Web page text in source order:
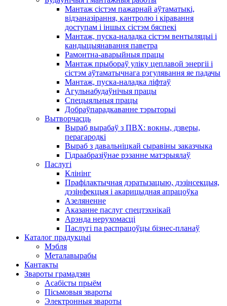
Мантаж сістэм пажарнай аўтаматыкі,
відэаназірання, кантролю і кіравання
доступам і іншых сістэм бяспекі
Мантаж, пуска-наладка сістэм вентыляцыі і
кандыцыянавання паветра
Рамонтна-аварыйныя працы
Мантаж прыбораў уліку цеплавой энергіі і
сістэм аўтаматычнага рэгулявання яе падачы
Мантаж, пуска-наладка ліфтаў
Агульнабудаўнічыя працы
Спецыяльныя працы
Добраўпарадкаванне тэрыторыі
Вытворчасць
Выраб вырабаў з ПВХ: вокны, дзверы,
перагародкі
Выраб з давальніцкай сыравіны заказчыка
Гідраабразіўнае рэзанне матэрыялаў
Паслугі
Клінінг
Прафілактычная дэратызацыю, дэзiнсекцыя,
дэзінфекцыя і акарицыдная апрацоўка
Азеляненне
Аказанне паслуг спецтэхнікай
Арэнда нерухомасці
Паслугі па распрацоўцы бізнес-планаў
Каталог прадукцыі
Мэбля
Металавырабы
Кантакты
Звароты грамадзян
Асабісты прыём
Пісьмовыя звароты
Электронныя звароты